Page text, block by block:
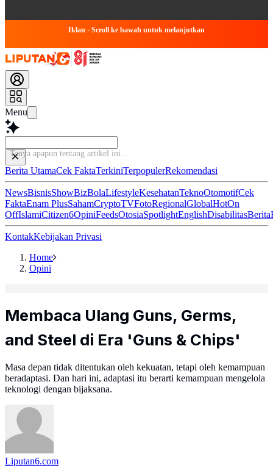
Iklan - Scroll ke bawah untuk melanjutkan
Menu
Tanya apapun te
Berita UtamaCek FaktaTerkiniTerpopulerRekomendasi
NewsBisnisShowBizBolaLifestyleKesehatanTeknoOtomotifCek
FaktaEnam PlusSahamCryptoTVFotoRegionalGlobalHotOn
OffIslamiCitizen6OpiniFeedsOtosiaSpotlightEnglishDisabilitasBerita
KontakKebijakan Privasi
Home
Opini
Membaca Ulang Guns, Germs,
and Steel di Era 'Guns & Chips'
Masa depan tidak ditentukan oleh kekuatan, tetapi oleh kemampuan
beradaptasi. Dan hari ini, adaptasi itu berarti kemampuan mengelola
teknologi dengan bijaksana.
Liputan6.com